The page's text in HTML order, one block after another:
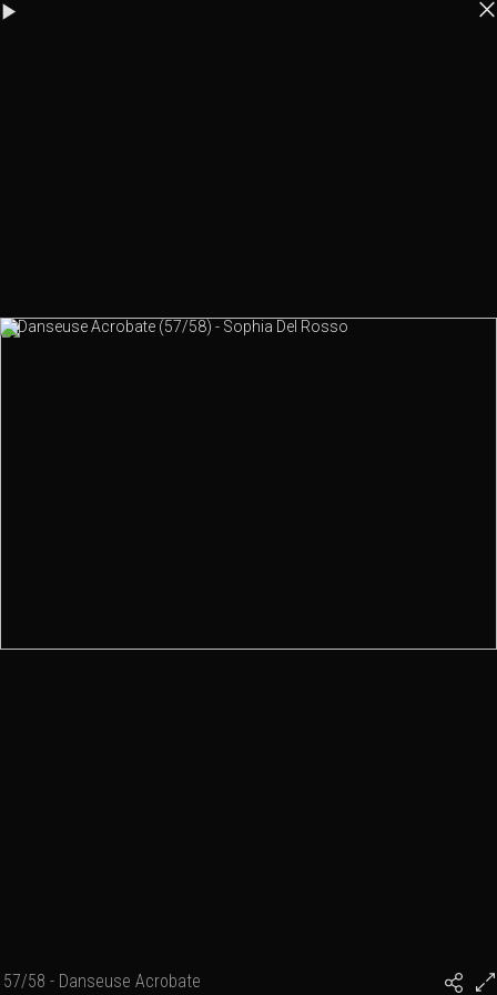
57/58 - Danseuse Acrobate